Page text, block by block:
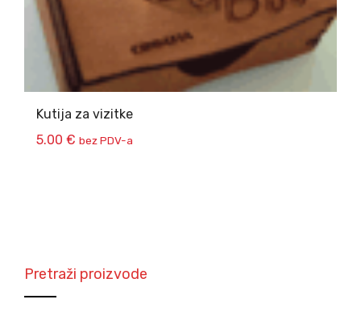
Kutija za vizitke
5.00 € bez PDV-a
Pretraži proizvode